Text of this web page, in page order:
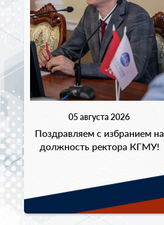
05 августа 2026
Поздравляем с избранием на
должность ректора КГМУ!